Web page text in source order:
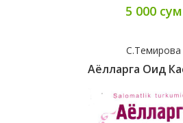
5 000 сум
С.Темирова
Аёлларга Оид